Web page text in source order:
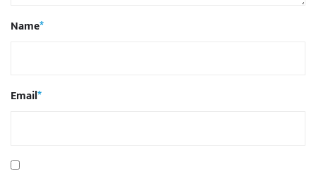
Name*
Email*